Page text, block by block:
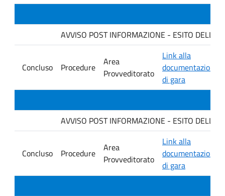
AVVISO POST INFORMAZIONE - ESITO DELLA
Concluso Procedure
Area
Provveditorato
Link alla
documentazione
di gara
AVVISO POST INFORMAZIONE - ESITO DELLA
Concluso Procedure
Area
Provveditorato
Link alla
documentazione
di gara